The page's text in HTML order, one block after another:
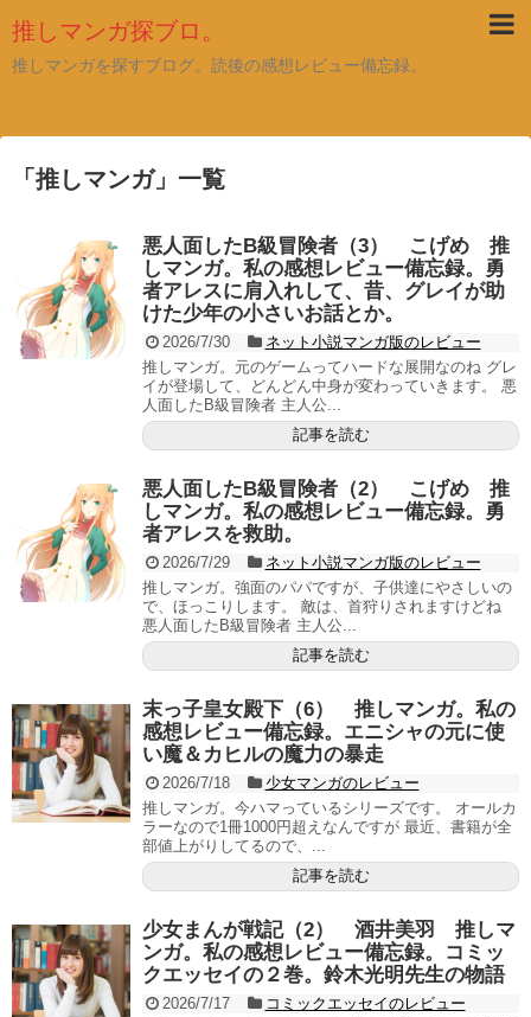
推しマンガ探ブロ。
推しマンガを探すブログ。読後の感想レビュー備忘録。
「 推しマンガ」 一覧
悪人面したB級冒険者（3） こげめ 推
しマンガ。私の感想レビュー備忘録。勇
者アレスに肩入れして、昔、グレイが助
けた少年の小さいお話とか。
2026/7/30
ネット小説マンガ版のレビュー
推しマンガ。元のゲームってハードな展開なのね グレ
イが登場して、どんどん中身が変わっていきます。 悪
人面したB級冒険者 主人公...
記事を読む
悪人面したB級冒険者（2） こげめ 推
しマンガ。私の感想レビュー備忘録。勇
者アレスを救助。
2026/7/29
ネット小説マンガ版のレビュー
推しマンガ。強面のパパですが、子供達にやさしいの
で、ほっこりします。 敵は、首狩りされますけどね
悪人面したB級冒険者 主人公...
記事を読む
末っ子皇女殿下（6） 推しマンガ。私の
感想レビュー備忘録。エニシャの元に使
い魔＆カヒルの魔力の暴走
2026/7/18
少女マンガのレビュー
推しマンガ。今ハマっているシリーズです。 オールカ
ラーなので1冊1000円超えなんですが 最近、書籍が全
部値上がりしてるので、...
記事を読む
少女まんが戦記（2） 酒井美羽 推しマ
ンガ。私の感想レビュー備忘録。コミッ
クエッセイの２巻。鈴木光明先生の物語
2026/7/17
コミックエッセイのレビュー